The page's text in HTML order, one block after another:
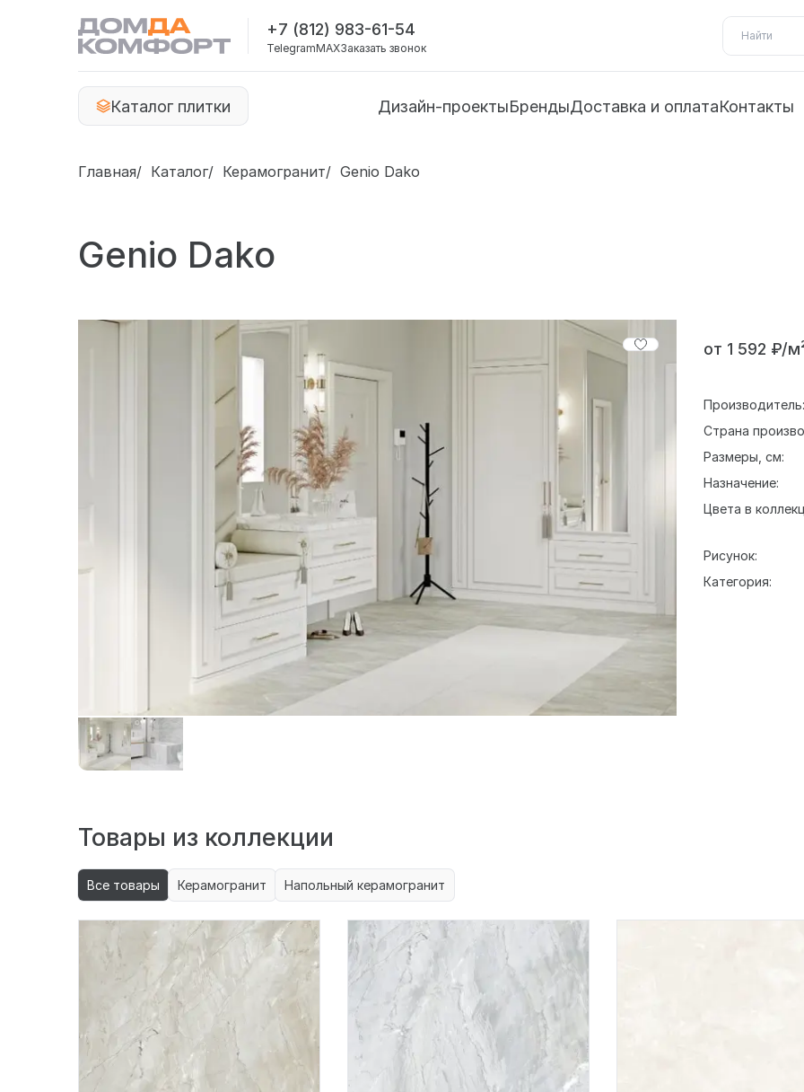
+7 (812) 983-61-54
TelegramMAXЗаказать звонок
Каталог плитки Дизайн-проектыБрендыДоставка и оплатаКонтакты
Главная Каталог Керамогранит Genio Dako
Genio Dako
от 1 592 ₽/
Производитель:
Страна
Размеры, см:
Назначение:
Цвета в
Рисунок:
Категория:
Товары из коллекции
Все товары Керамогранит Напольный керамогранит